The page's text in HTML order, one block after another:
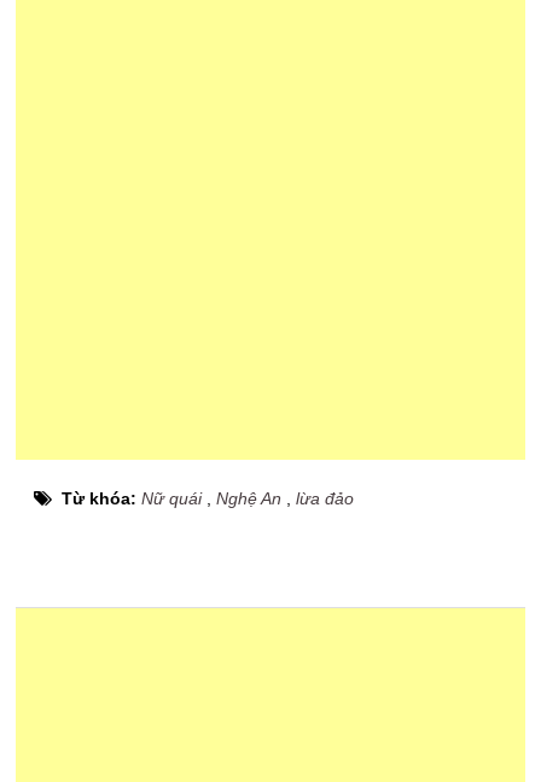
Từ khóa:Nữ quái,Nghệ An ,lừa đảo